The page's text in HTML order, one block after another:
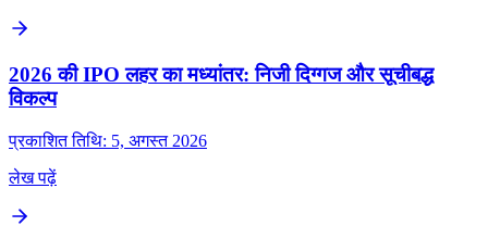
2026 की IPO लहर का मध्यांतर: निजी दिग्गज और सूचीबद्ध
विकल्प
प्रकाशित तिथि: 5, अगस्त 2026
लेख पढ़ें